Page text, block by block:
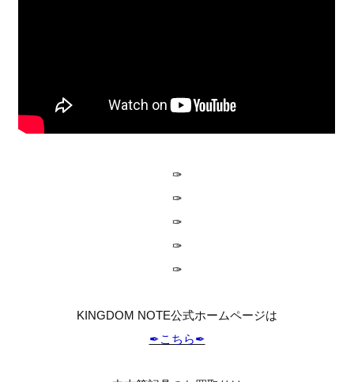
✑
✑
✑
✑
✑
KINGDOM NOTE公式ホームページは
✒︎こちら✒︎